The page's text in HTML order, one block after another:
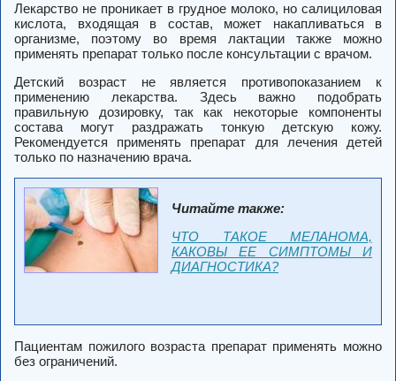
Лекарство не проникает в грудное молоко, но салициловая
кислота, входящая в состав, может накапливаться в
организме, поэтому во время лактации также можно
применять препарат только после консультации с врачом.
Детский возраст не является противопоказанием к
применению лекарства. Здесь важно подобрать
правильную дозировку, так как некоторые компоненты
состава могут раздражать тонкую детскую кожу.
Рекомендуется применять препарат для лечения детей
только по назначению врача.
Читайте также:
ЧТО ТАКОЕ МЕЛАНОМА,
КАКОВЫ ЕЕ СИМПТОМЫ И
ДИАГНОСТИКА?
Пациентам пожилого возраста препарат применять можно
без ограничений.